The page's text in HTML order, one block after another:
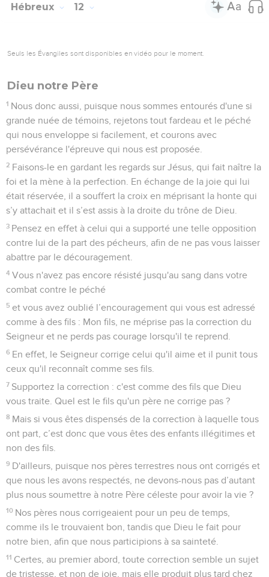
Hébreux 12
Seuls les Évangiles sont disponibles en vidéo pour le moment.
Dieu notre Père
1 Nous donc aussi, puisque nous sommes entourés d'une si
grande nuée de témoins, rejetons tout fardeau et le péché
qui nous enveloppe si facilement, et courons avec
persévérance l'épreuve qui nous est proposée.
2 Faisons-le en gardant les regards sur Jésus, qui fait naître la
foi et la mène à la perfection. En échange de la joie qui lui
était réservée, il a souffert la croix en méprisant la honte qui
s’y attachait et il s’est assis à la droite du trône de Dieu.
3 Pensez en effet à celui qui a supporté une telle opposition
contre lui de la part des pécheurs, afin de ne pas vous laisser
abattre par le découragement.
4 Vous n'avez pas encore résisté jusqu'au sang dans votre
combat contre le péché
5 et vous avez oublié l’encouragement qui vous est adressé
comme à des fils : Mon fils, ne méprise pas la correction du
Seigneur et ne perds pas courage lorsqu'il te reprend.
6 En effet, le Seigneur corrige celui qu'il aime et il punit tous
ceux qu'il reconnaît comme ses fils.
7 Supportez la correction : c'est comme des fils que Dieu
vous traite. Quel est le fils qu'un père ne corrige pas ?
8 Mais si vous êtes dispensés de la correction à laquelle tous
ont part, c’est donc que vous êtes des enfants illégitimes et
non des fils.
9 D'ailleurs, puisque nos pères terrestres nous ont corrigés et
que nous les avons respectés, ne devons-nous pas d’autant
plus nous soumettre à notre Père céleste pour avoir la vie ?
10 Nos pères nous corrigeaient pour un peu de temps,
comme ils le trouvaient bon, tandis que Dieu le fait pour
notre bien, afin que nous participions à sa sainteté.
11 Certes, au premier abord, toute correction semble un sujet
de tristesse, et non de joie, mais elle produit plus tard chez